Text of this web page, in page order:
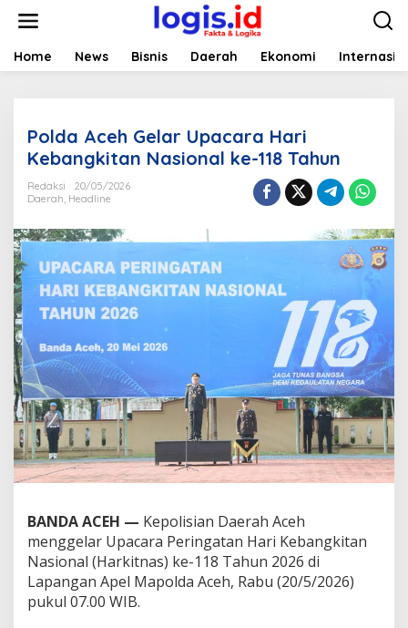
t
Home News Bisnis Daerah Ekonomi
Polda Aceh Gelar Upacara Hari
Kebangkitan Nasional ke-118 Tahun
Redaksi
20/05/2026
Daerah, Headline
BANDA ACEH — Kepolisian Daerah Aceh
menggelar Upacara Peringatan Hari Kebangkitan
Nasional (Harkitnas) ke-118 Tahun 2026 di
Lapangan Apel Mapolda Aceh, Rabu (20/5/2026)
pukul 07.00 WIB.